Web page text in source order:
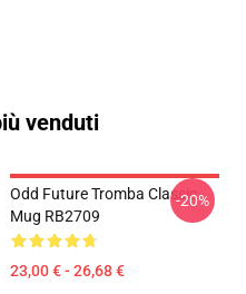
venduti
Odd Future Tromba Classic
Mug RB2709
23,00 € - 26,68 €
-20%